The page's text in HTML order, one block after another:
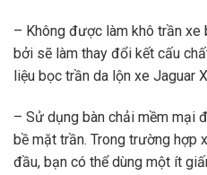
– Không được làm khô trần xe
bởi sẽ làm thay đổi kết cấu
liệu bọc trần da lộn xe Jaguar
– Sử dụng bàn chải mềm mại
bề mặt trần. Trong trường hợp
đầu, bạn có thể dùng một ít